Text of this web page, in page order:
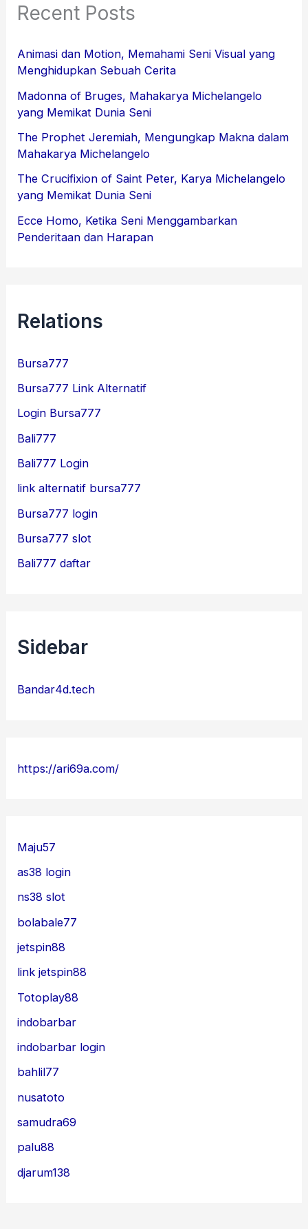
Recent Posts
Animasi dan Motion, Memahami Seni Visual yang
Menghidupkan Sebuah Cerita
Madonna of Bruges, Mahakarya Michelangelo
yang Memikat Dunia Seni
The Prophet Jeremiah, Mengungkap Makna dalam
Mahakarya Michelangelo
The Crucifixion of Saint Peter, Karya Michelangelo
yang Memikat Dunia Seni
Ecce Homo, Ketika Seni Menggambarkan
Penderitaan dan Harapan
Relations
Bursa777
Bursa777 Link Alternatif
Login Bursa777
Bali777
Bali777 Login
link alternatif bursa777
Bursa777 login
Bursa777 slot
Bali777 daftar
Sidebar
Bandar4d.tech
https://ari69a.com/
Maju57
as38 login
ns38 slot
bolabale77
jetspin88
link jetspin88
Totoplay88
indobarbar
indobarbar login
bahlil77
nusatoto
samudra69
palu88
djarum138